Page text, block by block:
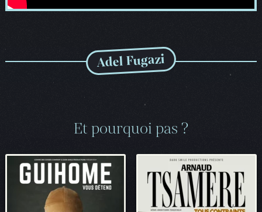
Adel Fugazi
Et pourquoi pas ?